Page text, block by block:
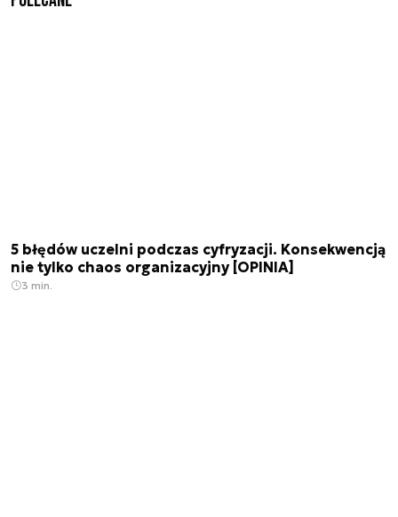
5 błędów uczelni podczas cyfryzacji. Konsekwencją
nie tylko chaos organizacyjny [OPINIA]
3 min.